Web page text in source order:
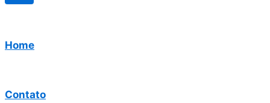
Home
Contato